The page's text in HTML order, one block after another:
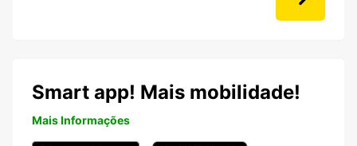
Smart app! Mais mobilidade!
Mais Informações